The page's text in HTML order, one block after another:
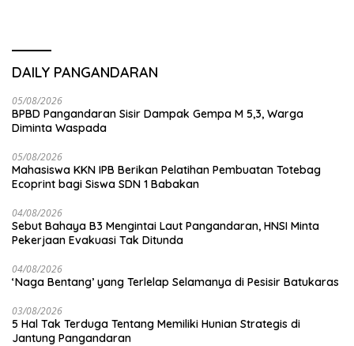
DAILY PANGANDARAN
05/08/2026
BPBD Pangandaran Sisir Dampak Gempa M 5,3, Warga
Diminta Waspada
05/08/2026
Mahasiswa KKN IPB Berikan Pelatihan Pembuatan Totebag
Ecoprint bagi Siswa SDN 1 Babakan
04/08/2026
Sebut Bahaya B3 Mengintai Laut Pangandaran, HNSI Minta
Pekerjaan Evakuasi Tak Ditunda
04/08/2026
‘Naga Bentang’ yang Terlelap Selamanya di Pesisir Batukaras
03/08/2026
5 Hal Tak Terduga Tentang Memiliki Hunian Strategis di
Jantung Pangandaran